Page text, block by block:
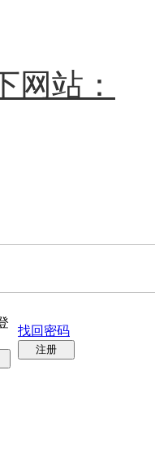
网站：
找回密码
注册